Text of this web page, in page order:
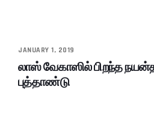
JANUARY 1, 2019
லாஸ் வேகாஸில் பிறந்த
புத்தாண்டு